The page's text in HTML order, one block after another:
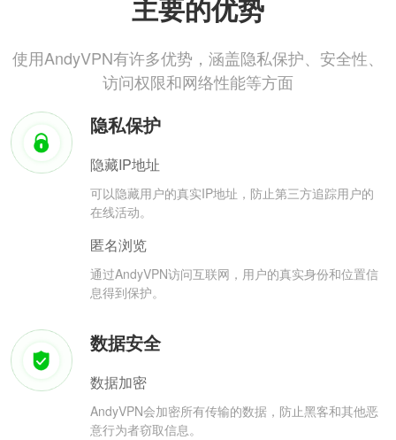
主要的优势
使用AndyVPN有许多优势，涵盖隐私保护、安全性、
访问权限和网络性能等方面
隐私保护
隐藏IP地址
可以隐藏用户的真实IP地址，防止第三方追踪用户的
在线活动。
匿名浏览
通过AndyVPN访问互联网，用户的真实身份和位置信
息得到保护。
数据安全
数据加密
AndyVPN会加密所有传输的数据，防止黑客和其他恶
意行为者窃取信息。